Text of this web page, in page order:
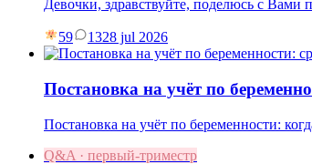
Девочки, здравствуйте, поделюсь с
59 1328 jul 2026
Постановка на учёт по
Постановка на учёт по беременности:
Q&A · первый-триместр